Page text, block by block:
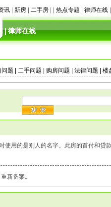
讯 新房 二手房 热点专题 律师在线
|律师在线
问题 二手问题 购房问题 法律问题 楼
使用的是别人的名字。此房的首付和贷
新备案。